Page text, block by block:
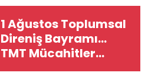
1 Ağustos Toplumsal
Direniş Bayramı...
TMT Mücahitler
Derneği’nde tören